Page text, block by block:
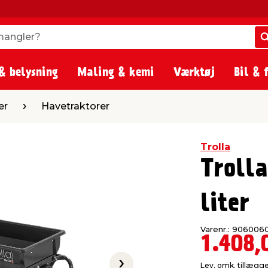
belysning Maling & kemi Værktøj Bil &
Havetraktorer
Trolla
liter
Varenr.:
Lev. omk.